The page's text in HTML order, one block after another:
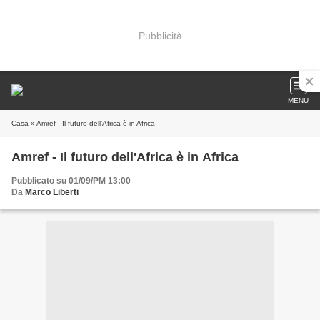
Pubblicità
MENU
Casa » Amref - Il futuro dell'Africa è in Africa
Amref - Il futuro dell'Africa è in Africa
Pubblicato su 01/09/PM 13:00
Da Marco Liberti